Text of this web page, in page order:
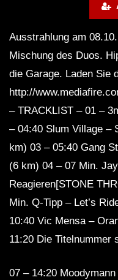
Ausstrahlung am
Mischung des Duos.
die Garage. Laden Sie
http://
– TRACKLIST – 01 –
– 04:40 Slum Village –
km) 03 – 05:40 Gang
(6 km) 04 – 07 Min.
Reagieren[STONE
Min. Q-Tipp – Let’s
10:40 Vic Mensa –
11:20 Die Titelnummer
07 – 14:20